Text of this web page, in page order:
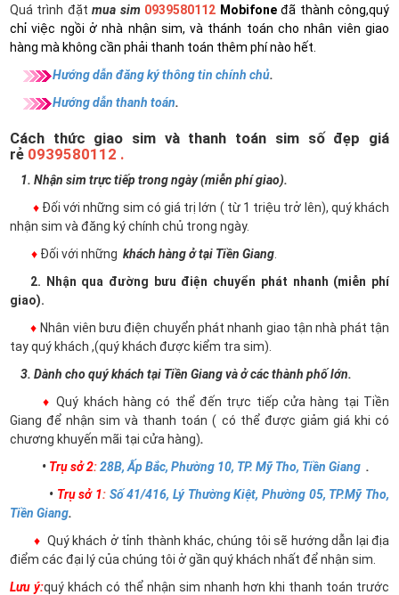
Quá trình đặtmua sim 0939580112 Mobifoneđã thành công,quý
chỉ việc ngồi ở nhà nhận sim, và thánh toán cho nhân viên giao
hàng mà không cần phải thanh toán thêm phí nào hết.
Hướng dẫn đăng ký thông tin chính chủ.
Hướng dẫn thanh toán.
Cách thức giao sim và thanh toán sim số đẹp giá
rẻ 0939580112 .
1. Nhận sim trực tiếp trong ngày (miễn phí giao).
♦ Đối với những sim có giá trị lớn ( từ 1 triệu trở lên), quý khách
nhận sim và đăng ký chính chủ trong ngày.
♦ Đối với những khách hàng ở tại Tiền Giang
2. Nhận qua đường bưu điện chuyển phát nhanh (miễn phí
giao).
♦ Nhân viên bưu điện chuyển phát nhanh giao tận nhà phát tận
tay quý khách ,(quý khách được kiểm tra sim).
3. Dành cho quý khách tại Tiền Giang và ở các thành phố lớn.
♦ Quý khách hàng có thể đến trực tiếp cửa hàng tại Tiền
Giang để nhận sim và thanh toán ( có thể được giảm giá khi có
chương khuyến mãi tại cửa hàng).
• Trụ sở 2:28B, Ấp Bắc, Phường 10, TP. Mỹ Tho, Tiền Giang .
• Trụ sở 1: Số 41/416, Lý Thường Kiệt, Phường 05, TP.Mỹ Tho,
Tiền Giang.
♦ Quý khách ở tỉnh thành khác, chúng tôi sẽ hướng dẫn lại địa
điểm các đại lý của chúng tôi ở gần quý khách nhất để nhận sim.
Lưu ý:quý khách có thể nhận sim nhanh hơn khi thanh toán trước